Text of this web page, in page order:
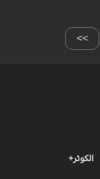
>>
الكوثر+